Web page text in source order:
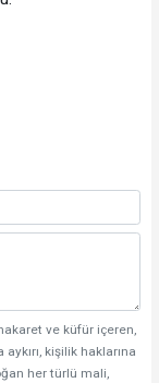
ve küfür içeren,
kişilik haklarına
her türlü mali,